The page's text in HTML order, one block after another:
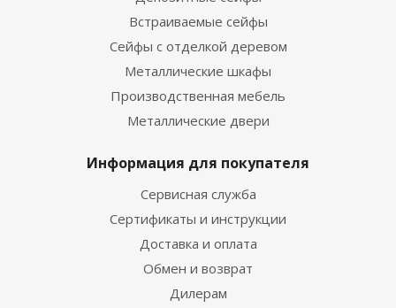
Встраиваемые сейфы
Сейфы с отделкой деревом
Металлические шкафы
Производственная мебель
Металлические двери
Информация для покупателя
Сервисная служба
Сертификаты и инструкции
Доставка и оплата
Обмен и возврат
Дилерам